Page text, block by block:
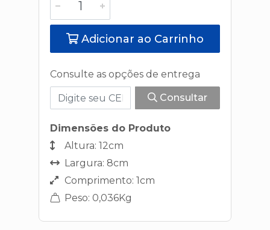
Adicionar ao Carrinho
Consulte as opções de entrega
Consultar
Dimensões do Produto
Altura: 12cm
Largura: 8cm
Comprimento: 1cm
Peso: 0,036Kg